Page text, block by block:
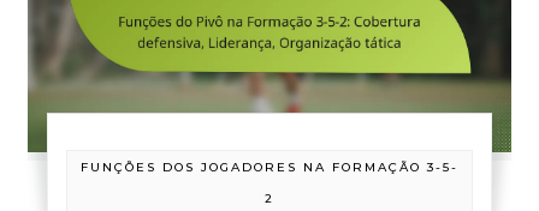
FUNÇÕES DOS JOGADORES NA FORMAÇÃO 3-5-
2